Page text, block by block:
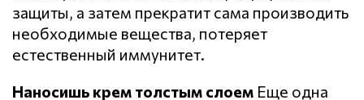
защиты, а затем прекратит сама производить
необходимые вещества, потеряет
естественный иммунитет.
Наносишь крем толстым слоем Еще одна